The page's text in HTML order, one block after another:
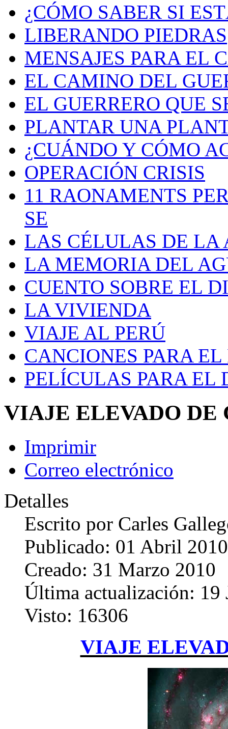
¿CÓMO SABER SI
LIBERANDO PIEDRAS
MENSAJES PARA EL
EL CAMINO DEL
EL GUERRERO QUE
PLANTAR UNA
¿CUÁNDO Y CÓMO
OPERACIÓN CRISIS
11 RAONAMENTS
SE
LAS CÉLULAS DE LA
LA MEMORIA DEL
CUENTO SOBRE EL
LA VIVIENDA
VIAJE AL PERÚ
CANCIONES PARA EL
PELÍCULAS PARA EL
VIAJE ELEVADO DE
Imprimir
Correo electrónico
Detalles
Escrito por Carles
Publicado: 01 Abril 2010
Creado: 31 Marzo 2010
Última actualización: 19
Visto: 16306
VIAJE